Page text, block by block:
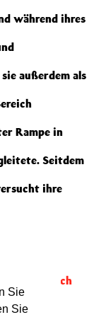
Sie
Sie
während ihres
außerdem als
Rampe in
Seitdem
ihre
nach
Haus der